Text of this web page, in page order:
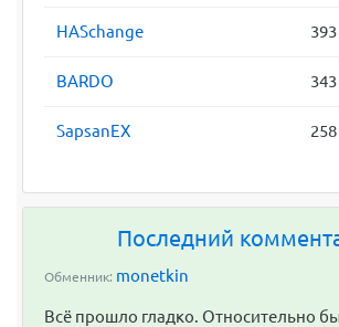
HASchange
BARDO
SapsanEX
Последний
Обменник: monetkin
Всё прошло гладко. Относительно